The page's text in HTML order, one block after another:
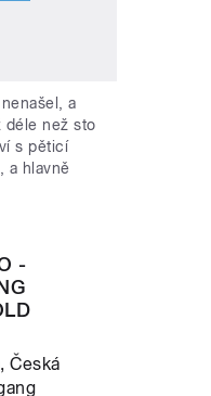
a
déle než sto
s pěticí
a hlavně
-
Česká